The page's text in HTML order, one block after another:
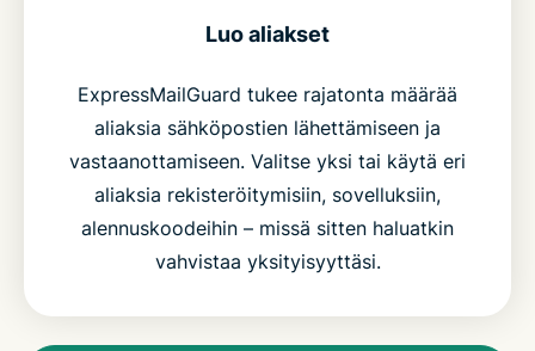
Luo aliakset
ExpressMailGuard tukee rajatonta määrää
aliaksia sähköpostien lähettämiseen ja
vastaanottamiseen. Valitse yksi tai käytä eri
aliaksia rekisteröitymisiin, sovelluksiin,
alennuskoodeihin – missä sitten haluatkin
vahvistaa yksityisyyttäsi.